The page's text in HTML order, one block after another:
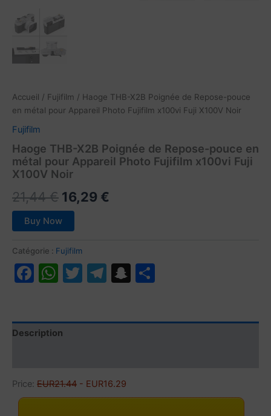
Accueil / Fujifilm / Haoge THB-X2B Poignée de Repose-pouce
en métal pour Appareil Photo Fujifilm x100vi Fuji X100V Noir
Fujifilm
Haoge THB-X2B Poignée de Repose-pouce en
métal pour Appareil Photo Fujifilm x100vi Fuji
X100V Noir
21,44€ Le
prix
était :
21,44 €.
16,29 €
est :
16,29 €.
Buy Now
Catégorie : Fujifilm
Facebook
WhatsApp
Twitter
Telegram
Snapchat
Description
Price: EUR21.44 - EUR16.29